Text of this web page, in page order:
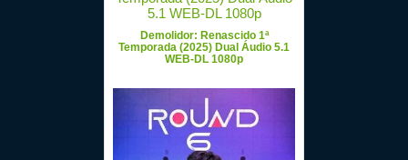
Demolidor: Renascido 1ª
Temporada (2025) Dual Áudio 5.1
WEB-DL 1080p